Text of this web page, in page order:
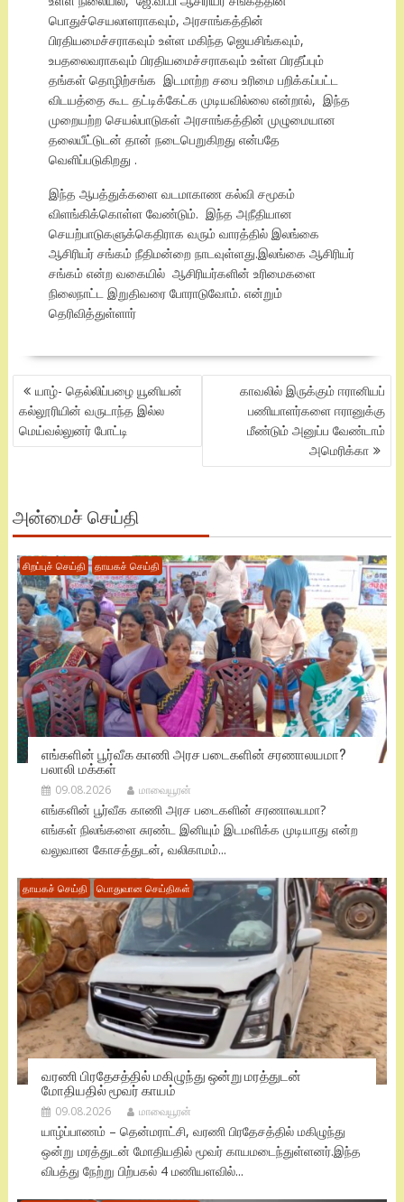
பொதுச்செயலாளராகவும், அரசாங்கத்தின்
பிரதியமைச்சராகவும் உள்ள மகிந்த ஜெயசிங்கவும்,
உபதலைவராகவும் பிரதியமைச்சராகவும் உள்ள பிரதீப்பும்
தங்கள் தொழிற்சங்க இடமாற்ற சபை உரிமை பறிக்கப்பட்ட
விடயத்தை கூட தட்டிக்கேட்க முடியவில்லை என்றால், இந்த
முறையற்ற செயல்பாடுகள் அரசாங்கத்தின் முழுமையான
தலையீட்டுடன் தான் நடைபெறுகிறது என்பதே
வெளிப்படுகிறது .
இந்த ஆபத்துக்களை வடமாகாண கல்வி சமூகம்
விளங்கிக்கொள்ள வேண்டும். இந்த அநீதியான
செயற்பாடுகளுக்கெதிராக வரும் வாரத்தில் இலங்கை
ஆசிரியர் சங்கம் நீதிமன்றை நாடவுள்ளது.இலங்கை ஆசிரியர்
சங்கம் என்ற வகையில் ஆசிரியர்களின் உரிமைகளை
நிலைநாட்ட இறுதிவரை போராடுவோம். என்றும்
தெரிவித்துள்ளார்
POST
NAVIGATION
யாழ்- தெல்லிப்பழை யூனியன்
கல்லூரியின் வருடாந்த இல்ல
மெய்வல்லுனர் போட்டி
காவலில் இருக்கும் ஈரானியப்
பணியாளர்களை ஈரானுக்கு
மீண்டும் அனுப்ப வேண்டாம்
அமெரிக்கா
அன்மைச் செய்தி
சிறப்புச் செய்தி தாயகச் செய்தி
எங்களின் பூர்வீக காணி அரச படைகளின் சரணாலயமா?
பலாலி மக்கள்
09.08.2026 மாவையூரன்
எங்களின் பூர்வீக காணி அரச படைகளின் சரணாலயமா?
எங்கள் நிலங்களை சுரண்ட இனியும் இடமளிக்க முடியாது என்ற
வலுவான கோசத்துடன், வலிகாமம்...
தாயகச் செய்தி பொதுவான செய்திகள்
வரணி பிரதேசத்தில் மகிழுந்து ஒன்று மரத்துடன்
மோதியதில் மூவர் காயம்
09.08.2026 மாவையூரன்
யாழ்ப்பாணம் – தென்மராட்சி, வரணி பிரதேசத்தில் மகிழுந்து
ஒன்று மரத்துடன் மோதியதில் மூவர் காயமடைந்துள்ளனர்.இந்த
விபத்து நேற்று பிற்பகல் 4 மணியளவில்...